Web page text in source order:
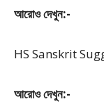
আরোও দেখুন:-
HS Sanskrit
আরোও দেখুন:-